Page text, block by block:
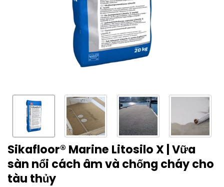
Sikafloor® Marine Litosilo X | Vữa
sàn nổi cách âm và chống cháy cho
tàu thủy